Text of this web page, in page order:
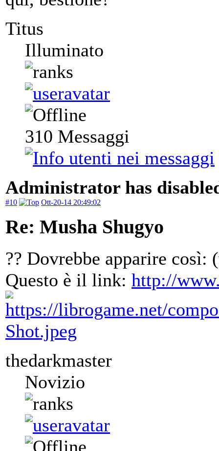
Titus
Illuminato
310 Messaggi
Administrator has
#10 Ott-20-14 20:49:02
Re: Musha Shugyo
?? Dovrebbe apparire così:
Questo è il link: http://
thedarkmaster
Novizio